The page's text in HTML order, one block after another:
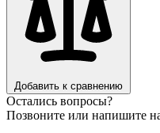
Добавить к сравнению
Остались вопросы?
Позвоните или напишите